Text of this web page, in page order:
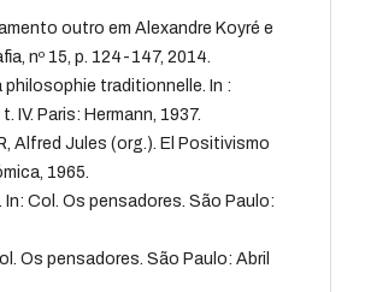
outro em Alexandre Koyré e
nº 15, p. 124-147, 2014.
philosophie traditionnelle. In :
Paris: Hermann, 1937.
Alfred Jules (org.). El Positivismo
1965.
In: Col. Os pensadores. São Paulo:
Os pensadores. São Paulo: Abril